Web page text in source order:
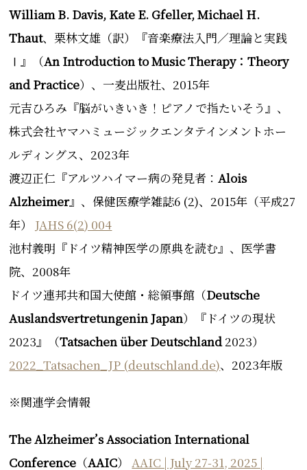
William B. Davis, Kate E. Gfeller, Michael H.
Thaut、栗林文雄（訳）『音楽療法入門／理論と実践
Ⅰ』（An Introduction to Music Therapy：Theory
and Practice）、一麦出版社、2015年
元吉ひろみ『脳がいきいき！ピアノで指たいそう』、
株式会社ヤマハミュージックエンタテインメントホー
ルディングス、2023年
渡辺正仁『アルツハイマー病の発見者：Alois
Alzheimer』、保健医療学雑誌6 (2)、2015年（平成27
年） JAHS 6(2) 004
池村義明『ドイツ精神医学の原典を読む』、医学書
院、2008年
ドイツ連邦共和国大使館・総領事館（Deutsche
Auslandsvertretungenin Japan）『ドイツの現状
2023』（Tatsachen über Deutschland 2023）
2022_Tatsachen_JP (deutschland.de)、2023年版
※関連学会情報
The Alzheimer’s Association International
Conference （AAIC） AAIC | July 27-31, 2025 |